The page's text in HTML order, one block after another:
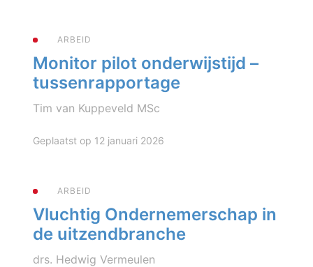
ARBEID
Monitor pilot onderwijstijd –
tussenrapportage
Tim van Kuppeveld MSc
Geplaatst op 12 januari 2026
ARBEID
Vluchtig Ondernemerschap in
de uitzendbranche
drs. Hedwig Vermeulen